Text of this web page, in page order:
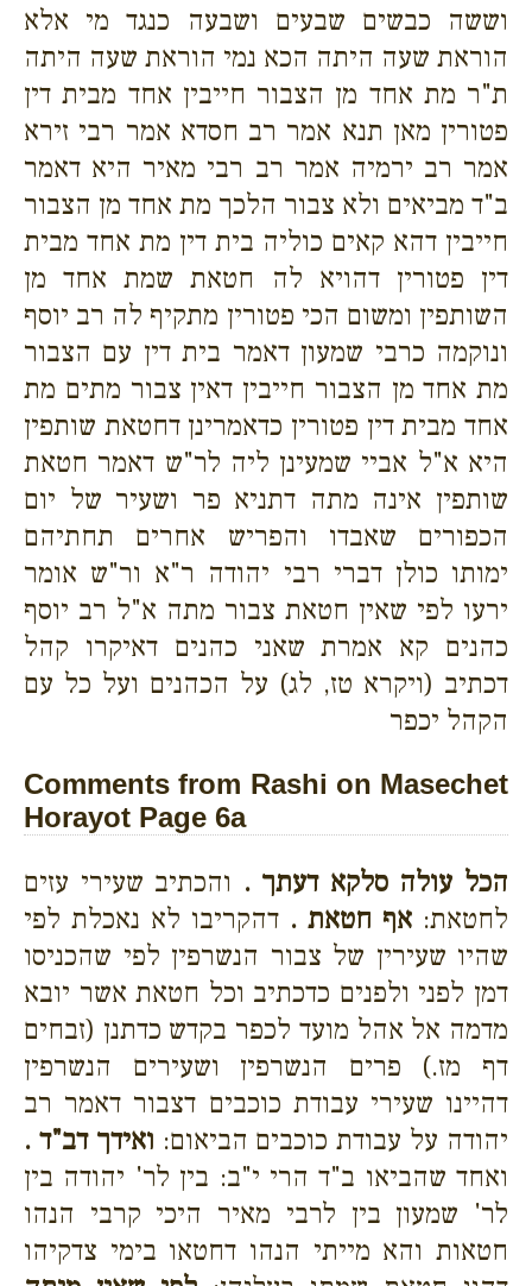
וששה כבשים שבעים ושבעה כנגד מי אלא
הוראת שעה היתה הכא נמי הוראת שעה היתה
ת"ר מת אחד מן הצבור חייבין אחד מבית דין
פטורין מאן תנא אמר רב חסדא אמר רבי זירא
אמר רב ירמיה אמר רב רבי מאיר היא דאמר
ב"ד מביאים ולא צבור הלכך מת אחד מן הצבור
חייבין דהא קאים כוליה בית דין מת אחד מבית
דין פטורין דהויא לה חטאת שמת אחד מן
השותפין ומשום הכי פטורין מתקיף לה רב יוסף
ונוקמה כרבי שמעון דאמר בית דין עם הצבור
מת אחד מן הצבור חייבין דאין צבור מתים מת
אחד מבית דין פטורין כדאמרינן דחטאת שותפין
היא א"ל אביי שמעינן ליה לר"ש דאמר חטאת
שותפין אינה מתה דתניא פר ושעיר של יום
הכפורים שאבדו והפריש אחרים תחתיהם
ימותו כולן דברי רבי יהודה ר"א ור"ש אומר
ירעו לפי שאין חטאת צבור מתה א"ל רב יוסף
כהנים קא אמרת שאני כהנים דאיקרו קהל
דכתיב (ויקרא טז, לג) על הכהנים ועל כל עם
הקהל יכפר
Comments from Rashi on Masechet
Horayot Page 6a
הכל עולה סלקא דעתך . והכתיב שעירי עזים
לחטאת: אף חטאת . דהקריבו לא נאכלת לפי
שהיו שעירין של צבור הנשרפין לפי שהכניסו
דמן לפני ולפנים כדכתיב וכל חטאת אשר יובא
מדמה אל אהל מועד לכפר בקדש כדתנן (זבחים
דף מז.) פרים הנשרפין ושעירים הנשרפין
דהיינו שעירי עבודת כוכבים דצבור דאמר רב
יהודה על עבודת כוכבים הביאום: ואידך דב"ד .
ואחד שהביאו ב"ד הרי י"ב: בין לר' יהודה בין
לר' שמעון בין לרבי מאיר היכי קרבי הנהו
חטאות והא מייתי הנהו דחטאו בימי צדקיהו